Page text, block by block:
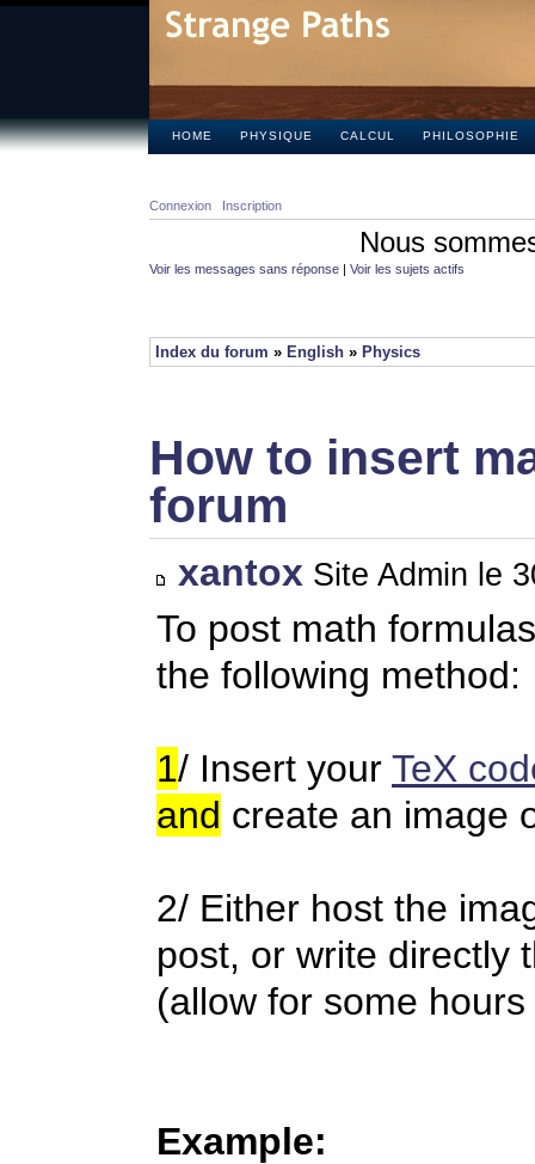
HOME PHYSIQUE CALCUL PHILOSOPHIE
Connexion Inscription
Nous
Voir les messages sans réponse | Voir les sujets actifs
Index du forum » English » Physics
How to insert
forum
xantox Site Admin le
To post math
the following method:
1/ Insert your TeX
and create an image
2/ Either host the
post, or write directly
(allow for some
Example: